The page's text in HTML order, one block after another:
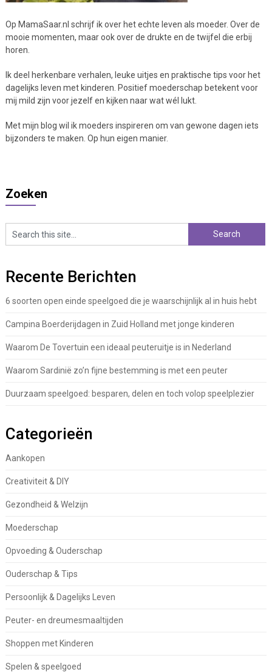
Op MamaSaar.nl schrijf ik over het echte leven als moeder. Over de
mooie momenten, maar ook over de drukte en de twijfel die erbij
horen.
Ik deel herkenbare verhalen, leuke uitjes en praktische tips voor het
dagelijks leven met kinderen. Positief moederschap betekent voor
mij mild zijn voor jezelf en kijken naar wat wél lukt.
Met mijn blog wil ik moeders inspireren om van gewone dagen iets
bijzonders te maken. Op hun eigen manier.
Zoeken
Recente Berichten
6 soorten open einde speelgoed die je waarschijnlijk al in huis hebt
Campina Boerderijdagen in Zuid Holland met jonge kinderen
Waarom De Tovertuin een ideaal peuteruitje is in Nederland
Waarom Sardinië zo’n fijne bestemming is met een peuter
Duurzaam speelgoed: besparen, delen en toch volop speelplezier
Categorieën
Aankopen
Creativiteit & DIY
Gezondheid & Welzijn
Moederschap
Opvoeding & Ouderschap
Ouderschap & Tips
Persoonlijk & Dagelijks Leven
Peuter- en dreumesmaaltijden
Shoppen met Kinderen
Spelen & speelgoed